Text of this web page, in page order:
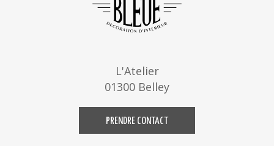
L'Atelier
01300 Belley
PRENDRE CONTACT